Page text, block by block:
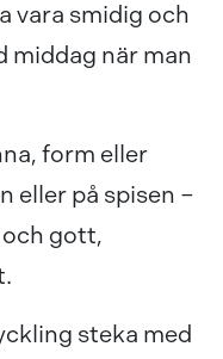
vara smidig och
middag när man
form eller
eller på spisen –
gott,
steka med